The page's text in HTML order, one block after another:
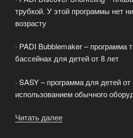
трубкой. У этой программы нет
возрасту
· PADI Bubblemaker – программа
бассейнах для детей от 8 лет
· SASY – программа для детей от
использованием обычного
Читать далее